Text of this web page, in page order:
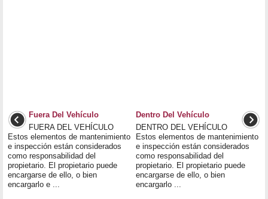
Fuera Del Vehículo
FUERA DEL VEHÍCULO
Estos elementos de mantenimiento
e inspección están considerados
como responsabilidad del
propietario. El propietario puede
encargarse de ello, o bien
encargarlo e ...
Dentro Del Vehículo
DENTRO DEL VEHÍCULO
Estos elementos de mantenimiento
e inspección están considerados
como responsabilidad del
propietario. El propietario puede
encargarse de ello, o bien
encargarlo ...